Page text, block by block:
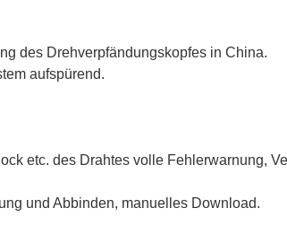
des Drehverpfändungskopfes in China.
aufspürend.
etc. des Drahtes volle Fehlerwarnung,
und Abbinden, manuelles Download.